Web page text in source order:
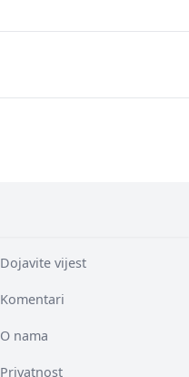
Dojavite vijest
Komentari
O nama
Privatnost